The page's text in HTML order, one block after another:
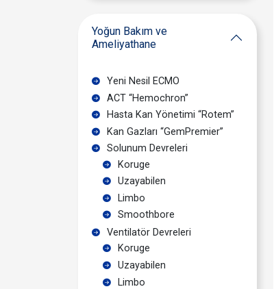
Yoğun Bakım ve
Ameliyathane
Yeni Nesil ECMO
ACT “Hemochron”
Hasta Kan Yönetimi “Rotem”
Kan Gazları “GemPremier”
Solunum Devreleri
Koruge
Uzayabilen
Limbo
Smoothbore
Ventilatör Devreleri
Koruge
Uzayabilen
Limbo